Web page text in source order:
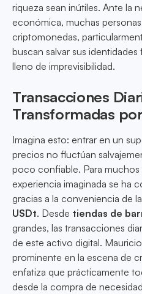
riqueza sean inútiles. Ante la
económica, muchas
criptomonedas,
buscan salvar sus
lleno de imprevisibilidad.
Transacciones
Transformadas
Imagina esto: entrar en un
precios no fluctúan
poco confiable. Para muchos
experiencia imaginada se ha
gracias a la conveniencia de
USDt. Desde tiendas de
grandes, las transacciones
de este activo digital.
prominente en la escena de
enfatiza que prácticamente
desde la compra de